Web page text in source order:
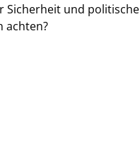
Sicherheit und
achten?